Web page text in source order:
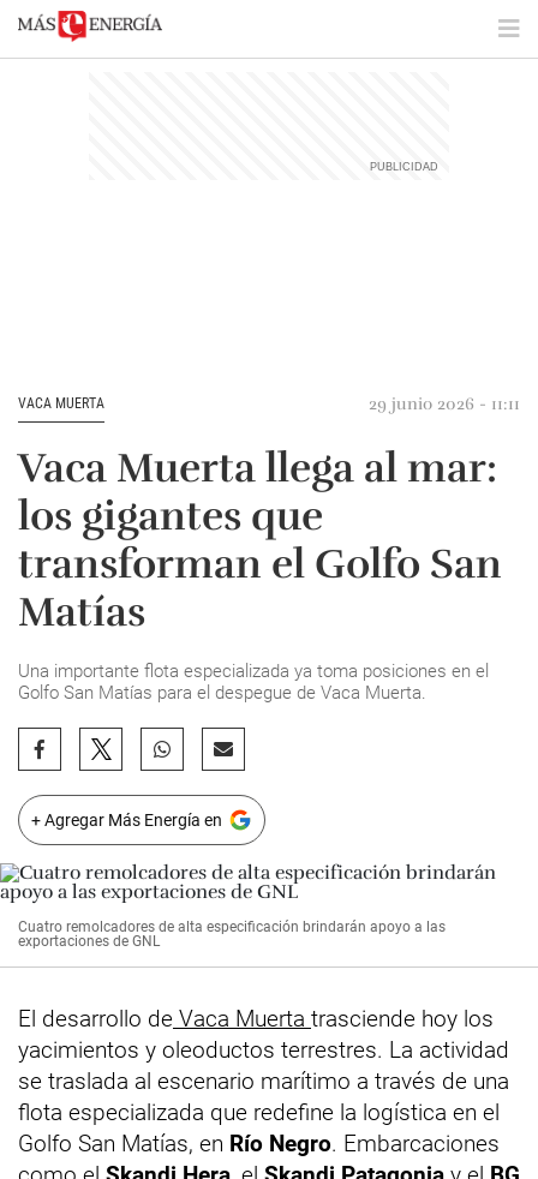
VACA MUERTA 29 junio 2026 - 11:11
Vaca Muerta llega al mar:
los gigantes que
transforman el Golfo San
Matías
Una importante flota especializada ya toma posiciones en el
Golfo San Matías para el despegue de Vaca Muerta.
+ Agregar Más Energía en
Cuatro remolcadores de alta especificación brindarán apoyo a las
exportaciones de GNL
El desarrollo de Vaca Muerta trasciende hoy los
yacimientos y oleoductos terrestres. La actividad
se traslada al escenario marítimo a través de una
flota especializada que redefine la logística en el
Golfo San Matías, en Río Negro. Embarcaciones